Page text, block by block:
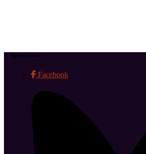
Suivez-nous !
Facebook